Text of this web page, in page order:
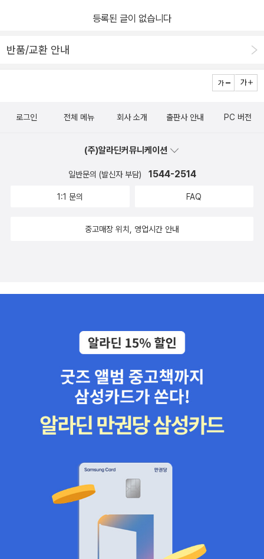
않았네요. 어떤 책이 적당할지~영어에 문외한인 엄마로서는 직접 책
OD DINOSAUR> The Junior Novelization이었습니다. 가볍고
요. 부담없이 시간 날 때마다 손에 들고 읽었으면~ 해서요. 소설이
스트가 그려져 있어 좋아요. 영어를 정말 정말 싫어하고 잘 못하는 지
이 모르는 단어가 좀 있어도 넘어가 봅니다. 'The raging fireball d
arted right past Earth-just missing it.''Down below, the din
ed the bright silver streak of light shoot across the night sk
격으로 공룡이 사라진 것이 아닐까... 하는 가설이가장 신빙성이 높다
일단 이야기가 재미있다 보니 즐기면서 읽을 수 있다는 점이 가장 큰
장점입니다. 가운데 쯤엔 컬러로 전체 줄거리가 아주 짧게 요약되어
있어요.세 살 둘째도 자꾸만 이 책을 가져와 이 페이지를 펴놓고는계
속해서 읽어달라고 해요.아래 있는 문장들을 간단히 해석해서 들려주
어도 '굿 다이노'의 이야기가 되기 때문에아이가 들어도 재미있었나봅
니다. 문장이 짧게, 쉬운 표현으로 되어 있지만 사실 단어들은 낯선
것들도 많이 있어요.그래도 그냥 넘기고 읽다 보면 대강의 내용이 머
ㅎ 언니 책의 이 중간 부분을 좋아하는 둘째를 위해서도 '굿 다이노'의
다른 책을 좀 조사해 보고 구입해주어야겠습니다. 소심한 알로와 우
리 둘째 같은 무대포 스팟의 여행이 만들어내는 감동이정말 마음에
듭니다. 여행을 통해 사람이 성장하듯,알로와 스팟도 서로의 우정
을 확인하며 성장해 나아가겠죠? 더불어 이 책을 읽고 우리 가족의
영어 실력도 향상되길 기대해 봅니다!^^
등록된 글이 없습니다
반품/교환 안내
로그인 전체 메뉴 회사 소개 출판사 안내 PC 버전
(주)알라딘커뮤니케이션
일반문의 (발신자 부담) 1544-2514
1:1 문의 FAQ
중고매장 위치, 영업시간 안내